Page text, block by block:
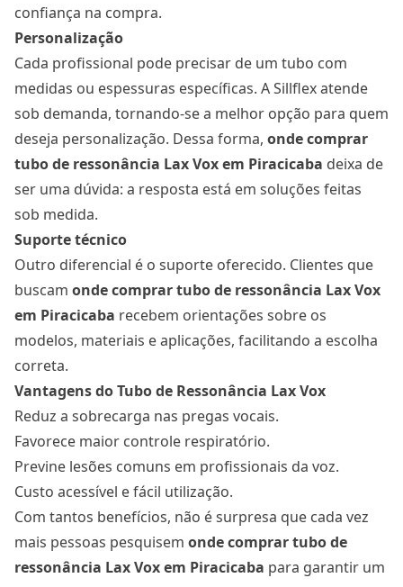
confiança na compra.
Personalização
Cada profissional pode precisar de um tubo com
medidas ou espessuras específicas. A Sillflex atende
sob demanda, tornando-se a melhor opção para quem
deseja personalização. Dessa forma, onde comprar
tubo de ressonância Lax Voxem Piracicaba deixa de
ser uma dúvida: a resposta está em soluções feitas
sob medida.
Suporte técnico
Outro diferencial é o suporte oferecido. Clientes que
buscam onde comprar tubo de ressonância Lax Vox
em Piracicaba recebem orientações sobre os
modelos, materiais e aplicações, facilitando a escolha
correta.
Vantagens do Tubo de Ressonância Lax Vox
Reduz a sobrecarga nas pregas vocais.
Favorece maior controle respiratório.
Previne lesões comuns em profissionais da voz.
Custo acessível e fácil utilização.
Com tantos benefícios, não é surpresa que cada vez
mais pessoas pesquisem onde comprar tubo de
ressonância Lax Voxem Piracicaba para garantir um